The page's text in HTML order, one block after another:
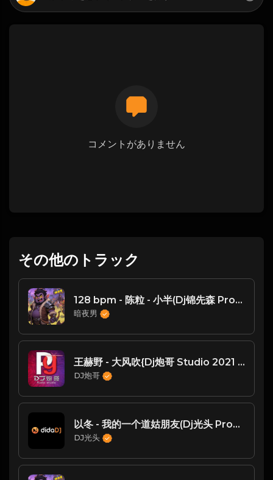
コメントがありません
その他のトラック
128 bpm - 陈粒 - 小半(Dj锦先森 ProgHouse Rmx 2023) -
暗夜男
王赫野 - 大风吹{Dj炮哥 Studio 2021 Remix}
DJ炮哥
以冬 - 我的一个道姑朋友(Dj光头 ProgHouse Rmx 2024)
DJ光头